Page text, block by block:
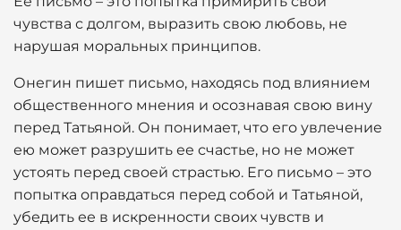
чувства с долгом, выразить свою любовь, не
нарушая моральных принципов.
Онегин пишет письмо, находясь под влиянием
общественного мнения и осознавая свою вину
перед Татьяной. Он понимает, что его увлечение
ею может разрушить ее счастье, но не может
устоять перед своей страстью. Его письмо – это
попытка оправдаться перед собой и Татьяной,
убедить ее в искренности своих чувств и